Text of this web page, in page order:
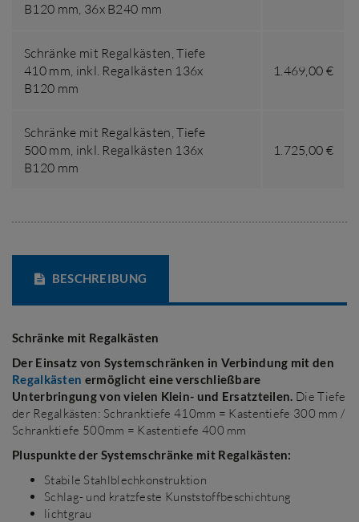
B120 mm, 36x B240 mm
Schränke mit Regalkästen,Tiefe
410 mm, inkl. Regalkästen 136x
B120 mm
1.469,00 €
Schränke mit Regalkästen,Tiefe
500 mm, inkl. Regalkästen 136x
B120 mm
1.725,00 €
BESCHREIBUNG
Schränke mit Regalkästen
Der Einsatz von Systemschränken in Verbindung mit den
Regalkästen ermöglicht eine verschließbare
Unterbringung von vielen Klein- und Ersatzteilen. Die Tiefe
der Regalkästen: Schranktiefe 410mm = Kastentiefe 300 mm /
Schranktiefe 500mm = Kastentiefe 400 mm
Pluspunkte der Systemschränke mit Regalkästen:
Stabile Stahlblechkonstruktion
Schlag- und kratzfeste Kunststoffbeschichtung
lichtgrau